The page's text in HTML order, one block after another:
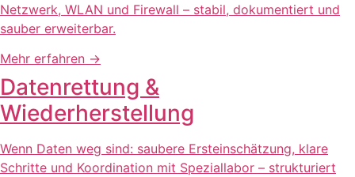
Netzwerk, WLAN und Firewall – stabil, dokumentiert und
sauber erweiterbar.
Mehr erfahren →
Datenrettung &
Wiederherstellung
Wenn Daten weg sind: saubere Ersteinschätzung, klare
Schritte und Koordination mit Speziallabor – strukturiert